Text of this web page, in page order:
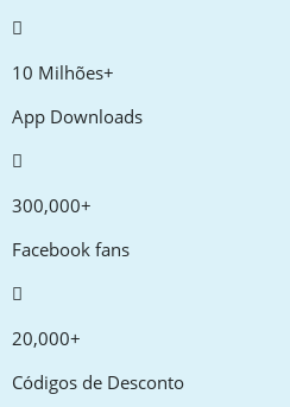
10 Milhões+
App Downloads
300,000+
Facebook fans
20,000+
Códigos de Desconto